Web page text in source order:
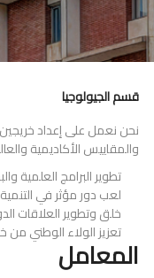
قسم الجيولوجيا
نحن نعمل على إعداد
والمقاييس الأكاديمية
تطوير البرامج العلمية
لعب دور مؤثر في
خلق وتطوير العلاقات
تعزيز الولاء الوطني من
المعامل